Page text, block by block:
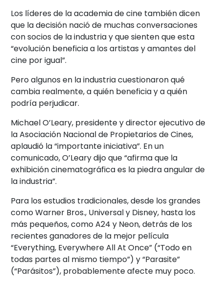
Los líderes de la academia de cine también dicen
que la decisión nació de muchas conversaciones
con socios de la industria y que sienten que esta
“evolución beneficia a los artistas y amantes del
cine por igual”.
Pero algunos en la industria cuestionaron qué
cambia realmente, a quién beneficia y a quién
podría perjudicar.
Michael O’Leary, presidente y director ejecutivo de
la Asociación Nacional de Propietarios de Cines,
aplaudió la “importante iniciativa”. En un
comunicado, O’Leary dijo que “afirma que la
exhibición cinematográfica es la piedra angular de
la industria”.
Para los estudios tradicionales, desde los grandes
como Warner Bros., Universal y Disney, hasta los
más pequeños, como A24 y Neon, detrás de los
recientes ganadores de la mejor película
“Everything, Everywhere All At Once” (“Todo en
todas partes al mismo tiempo”) y “Parasite”
(“Parásitos”), probablemente afecte muy poco.